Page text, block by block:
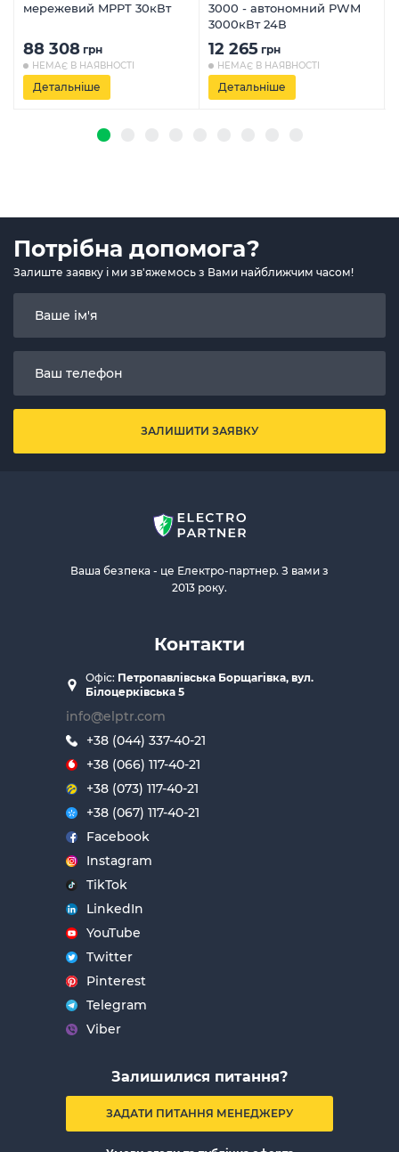
мережевий MPPT 30кВт
88 308 грн
НЕМАЄ В НАЯВНОСТІ
Детальніше
3000 - автономний PWM
3000кВт 24В
12 265 грн
НЕМАЄ В НАЯВНОСТІ
Детальніше
Потрібна допомога?
Залиште заявку і ми зв'яжемось з Вами найближчим часом!
ЗАЛИШИТИ ЗАЯВКУ
Ваша безпека - це Електро-партнер. З вами з
2013 року.
Контакти
Офіс: Петропавлівська Борщагівка, вул.
Білоцерківська 5
info@elptr.com
+38 (044) 337-40-21
+38 (066) 117-40-21
+38 (073) 117-40-21
+38 (067) 117-40-21
Facebook
Instagram
TikTok
LinkedIn
YouTube
Twitter
Pinterest
Telegram
Viber
Залишилися питання?
ЗАДАТИ ПИТАННЯ МЕНЕДЖЕРУ